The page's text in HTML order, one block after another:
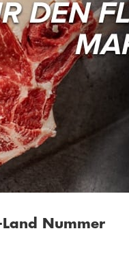
Land Nummer